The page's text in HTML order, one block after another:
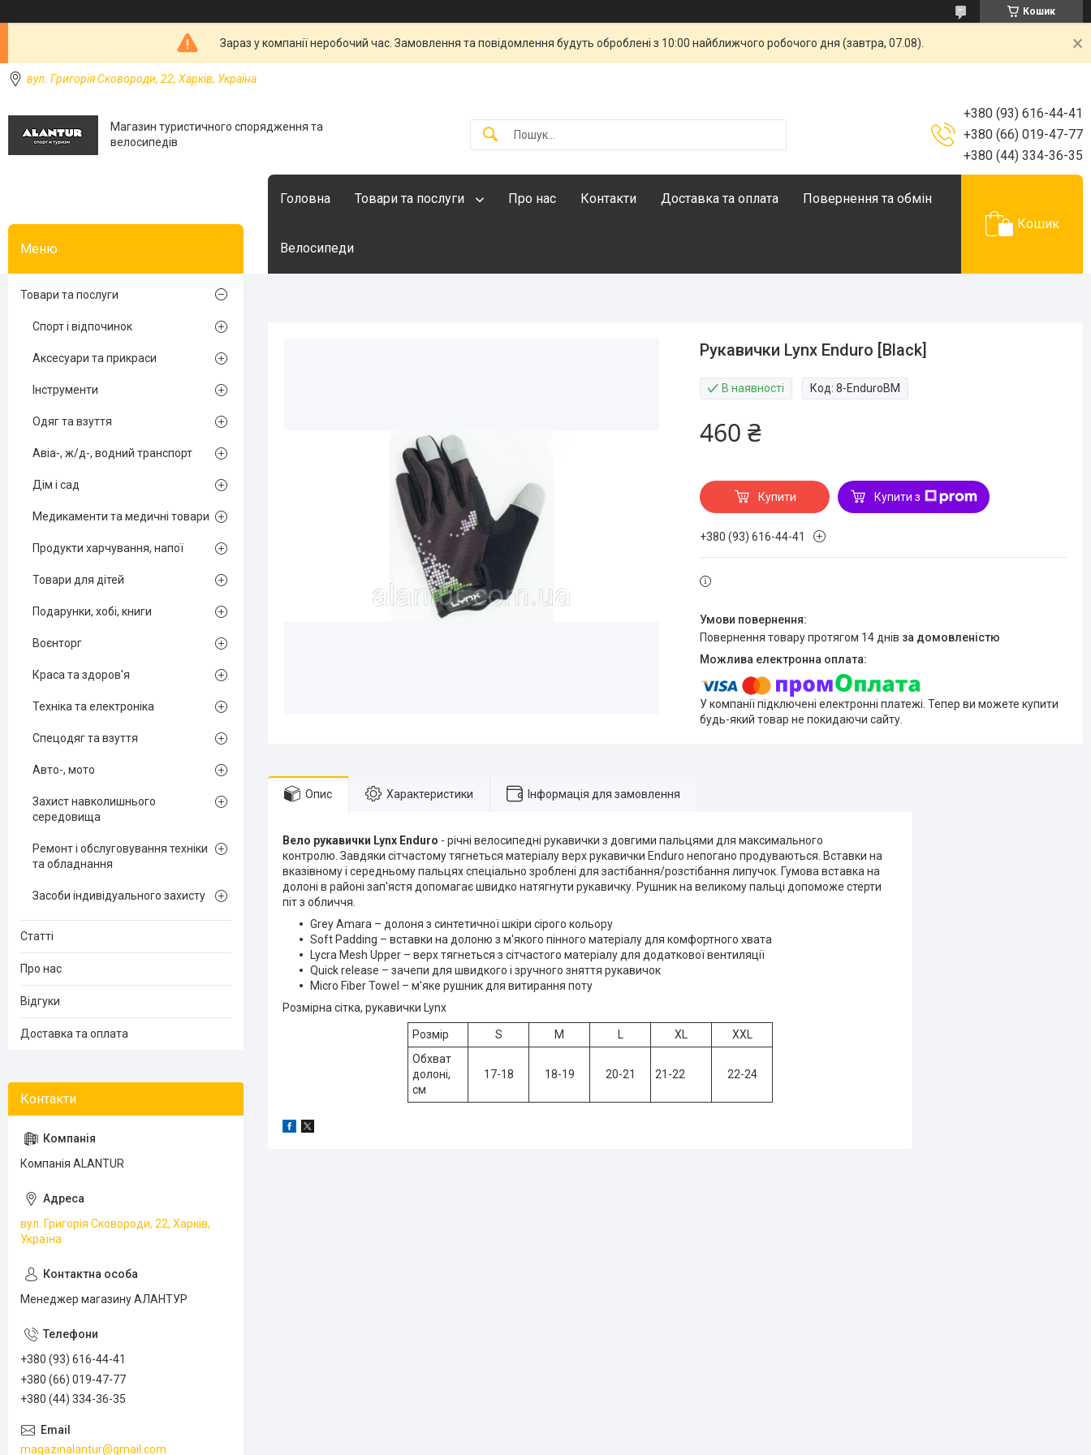
Кошик
Зараз у компанії неробочий час. Замовлення та повідомлення будуть оброблені з 10:00 найближчого робочого дня (завтра, 07.08).
вул. Григорія Сковороди, 22, Харків, Україна
Магазин туристичного спорядження та
велосипедів
+380 (93) 616-44-41
+380 (66) 019-47-77
+380 (44) 334-36-35
Головна Товари та послуги Про нас Контакти Доставка та оплата Повернення та обмін
Велосипеди
Кошик
Рукавички Lynx Enduro [Black]
В наявності Код:8-EnduroBM
460 ₴
Купити Купити з
+380 (93) 616-44-41
повернення товару протягом 14 днів за домовленістю
У компанії підключені електронні платежі. Тепер ви можете купити
будь-який товар не покидаючи сайту.
Опис Характеристики Інформація для замовлення
Вело рукавички Lynx Enduro - річні велосипедні рукавички з довгими пальцями для максимального
контролю. Завдяки сітчастому тягнеться матеріалу верх рукавички Enduro непогано продуваються. Вставки на
вказівному і середньому пальцях спеціально зроблені для застібання/розстібання липучок. Гумова вставка на
долоні в районі зап'ястя допомагає швидко натягнути рукавичку. Рушник на великому пальці допоможе стерти
піт з обличчя.
Grey Amara – долоня з синтетичної шкіри сірого кольору
Soft Padding – вставки на долоню з м'якого пінного матеріалу для комфортного хвата
Lycra Mesh Upper – верх тягнеться з сітчастого матеріалу для додаткової вентиляції
Quick release – зачепи для швидкого і зручного зняття рукавичок
Micro Fiber Towel – м'яке рушник для витирання поту
Розмірна сітка, рукавички Lynx
Розмір S M L XL
XXL
Обхват
долоні,
см
17-18 18-19 20-21 21-22 22-24
Товари та послуги
Спорт і відпочинок
Аксесуари та прикраси
Інструменти
Одяг та взуття
Авіа-, ж/д-, водний транспорт
Дім і сад
Медикаменти та медичні товари
Продукти харчування, напої
Товари для дітей
Подарунки, хобі, книги
Воєнторг
Краса та здоров'я
Техніка та електроніка
Спецодяг та взуття
Авто-, мото
Захист навколишнього
середовища
Ремонт і обслуговування техніки
та обладнання
Засоби індивідуального захисту
Статті
Про нас
Відгуки
Доставка та оплата
Компанія ALANTUR
вул. Григорія Сковороди, 22, Харків,
Україна
Менеджер магазину АЛАНТУР
+380 (93) 616-44-41
+380 (66) 019-47-77
+380 (44) 334-36-35
magazinalantur@gmail.com